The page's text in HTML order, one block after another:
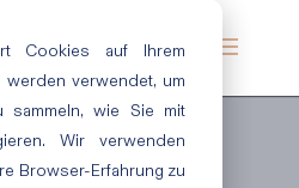
Cookies auf Ihrem
verwendet, um
sammeln, wie Sie mit
Wir verwenden
Browser-Erfahrung zu